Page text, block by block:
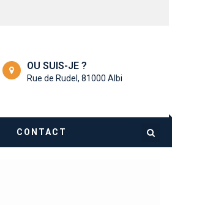
OU SUIS-JE ?
Rue de Rudel, 81000 Albi
CONTACT